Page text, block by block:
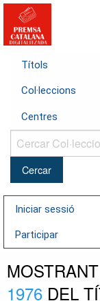
Títols
Col·leccions
Centres
Cercar
Col·leccions...
Iniciar sessió
Participar
1976 DEL